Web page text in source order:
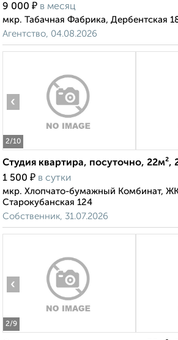
9 000 ₽ в месяц
мкр. Табачная Фабрика, Дербентская
Агентство, 04.08.2026
2/10
‹
Студия квартира, посуточно, 22м²,
1 500 ₽ в сутки
мкр. Хлопчато-бумажный Комбинат,
Старокубанская 124
Собственник, 31.07.2026
2/9
‹